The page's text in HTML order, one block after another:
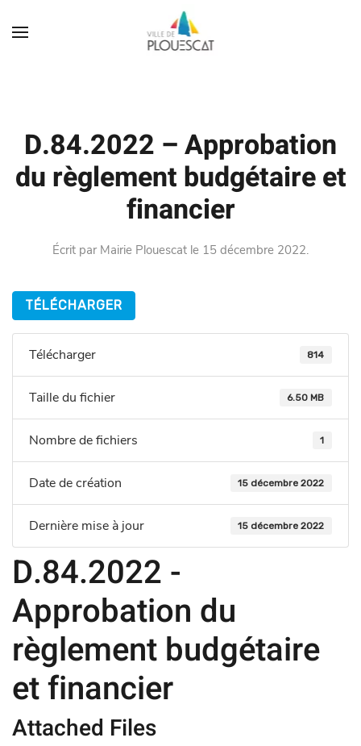
D.84.2022 – Approbation
du règlement budgétaire et
financier
Écrit par Mairie Plouescat le 15 décembre 2022.
TÉLÉCHARGER
Télécharger 814
Taille du fichier 6.50 MB
Nombre de fichiers 1
Date de création 15 décembre 2022
Dernière mise à jour 15 décembre 2022
D.84.2022 -
Approbation du
règlement budgétaire
et financier
Attached Files